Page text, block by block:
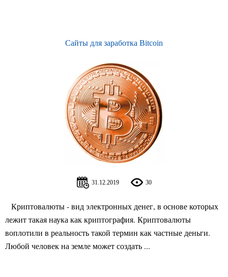
Сайты для заработка Bitcoin
31.12.2019 30
Криптовалюты - вид электронных денег, в основе которых
лежит такая наука как криптография. Криптовалюты
воплотили в реальность такой термин как частные деньги.
Любой человек на земле может создать ...